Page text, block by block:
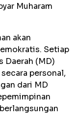
Muharam
akan
Setiap
Daerah (MD)
personal,
dari MD